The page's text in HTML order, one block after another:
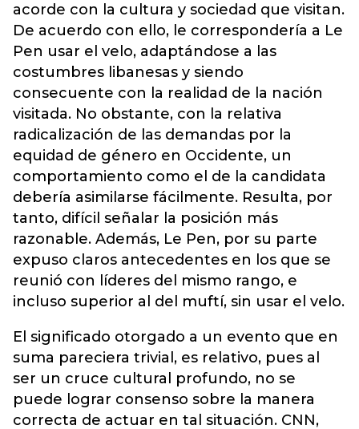
acorde con la cultura y sociedad que visitan.
De acuerdo con ello, le correspondería a Le
Pen usar el velo, adaptándose a las
costumbres libanesas y siendo
consecuente con la realidad de la nación
visitada. No obstante, con la relativa
radicalización de las demandas por la
equidad de género en Occidente, un
comportamiento como el de la candidata
debería asimilarse fácilmente. Resulta, por
tanto, difícil señalar la posición más
razonable. Además, Le Pen, por su parte
expuso claros antecedentes en los que se
reunió con líderes del mismo rango, e
incluso superior al del muftí, sin usar el velo.
El significado otorgado a un evento que en
suma pareciera trivial, es relativo, pues al
ser un cruce cultural profundo, no se
puede lograr consenso sobre la manera
correcta de actuar en tal situación. CNN,